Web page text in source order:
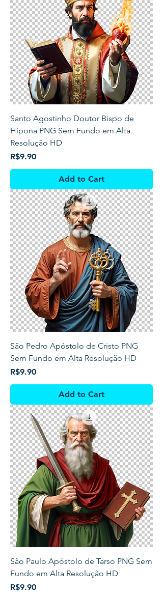
Santo Agostinho Doutor Bispo de
Hipona PNG Sem Fundo em Alta
Resolução HD
Price
R$9.90
Add to Cart
São Pedro Apóstolo de Cristo PNG
Sem Fundo em Alta Resolução HD
Price
R$9.90
Add to Cart
São Paulo Apóstolo de Tarso PNG Sem
Fundo em Alta Resolução HD
Price
R$9.90